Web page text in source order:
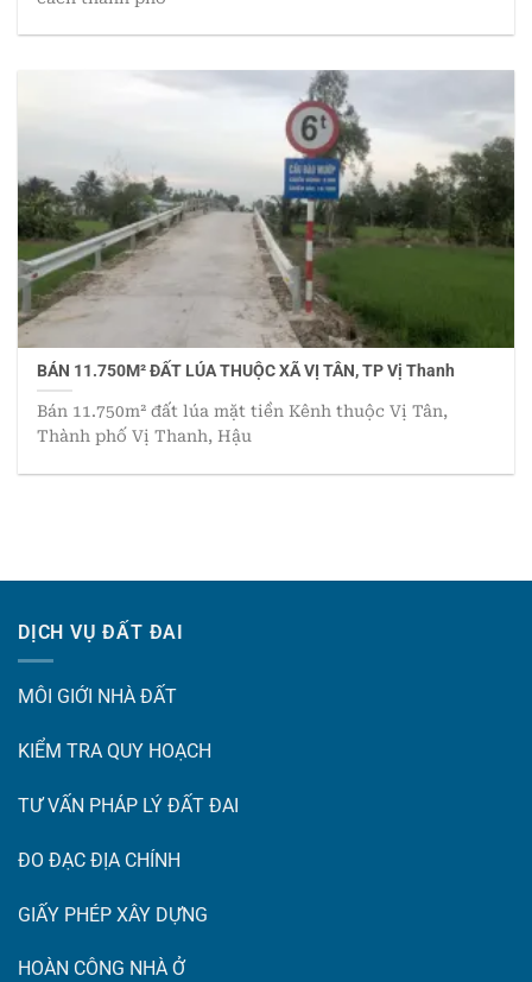
BÁN 11.750M² ĐẤT LÚA THUỘC XÃ VỊ TÂN, TP Vị Thanh
Bán 11.750m² đất lúa mặt tiền Kênh thuộc Vị Tân,
Thành phố Vị Thanh, Hậu
DỊCH VỤ ĐẤT ĐAI
MÔI GIỚI NHÀ ĐẤT
KIỂM TRA QUY HOẠCH
TƯ VẤN PHÁP LÝ ĐẤT ĐAI
ĐO ĐẠC ĐỊA CHÍNH
GIẤY PHÉP XÂY DỰNG
HOÀN CÔNG NHÀ Ở